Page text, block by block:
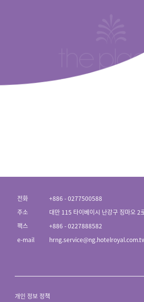
전화
+886 - 0277500588
주소
대만 115 타이베이시 난강구 징마오 2
팩스
+886 - 0227888582
e-mail
개인 정보 정책